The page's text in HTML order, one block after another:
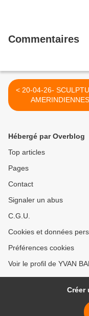
Commentaires
< 20-04-26- SCULPTURES
AMERINDIENNES
RAMENEE DE
Hébergé par Overblog
Top articles
Pages
Contact
Signaler un abus
C.G.U.
Cookies et données
Préférences cookies
Voir le profil de YVAN
Créer